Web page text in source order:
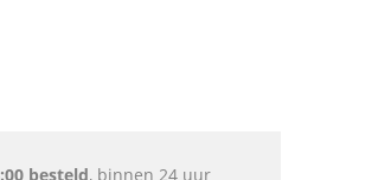
besteld, binnen 24 uur